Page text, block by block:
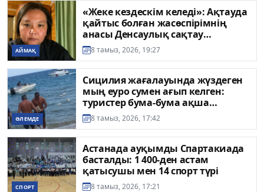
АЙМАҚ
«Жеке кездескім келеді»: Ақтауда
қайтыс болған жасөспірімнің
анасы Денсаулық сақтау
министріне жүгінді
8 тамыз, 2026, 19:27
ӘЛЕМДЕ
Сицилия жағалауында жүздеген
мың еуро сумен ағып келген:
туристер бума-бума ақша
жинаған
8 тамыз, 2026, 17:42
СПОРТ
Астанада ауқымды Спартакиада
басталды: 1 400-ден астам
қатысушы мен 14 спорт түрі
8 тамыз, 2026, 17:21